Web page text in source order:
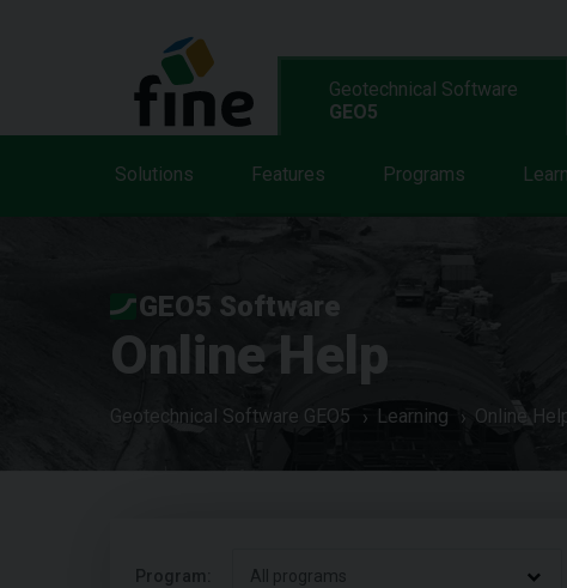
Geotechnical Software
GEO5
Solutions Features Programs
GEO5 Software
Online Help
Geotechnical Software GEO5 Learning Online
Program: All programs